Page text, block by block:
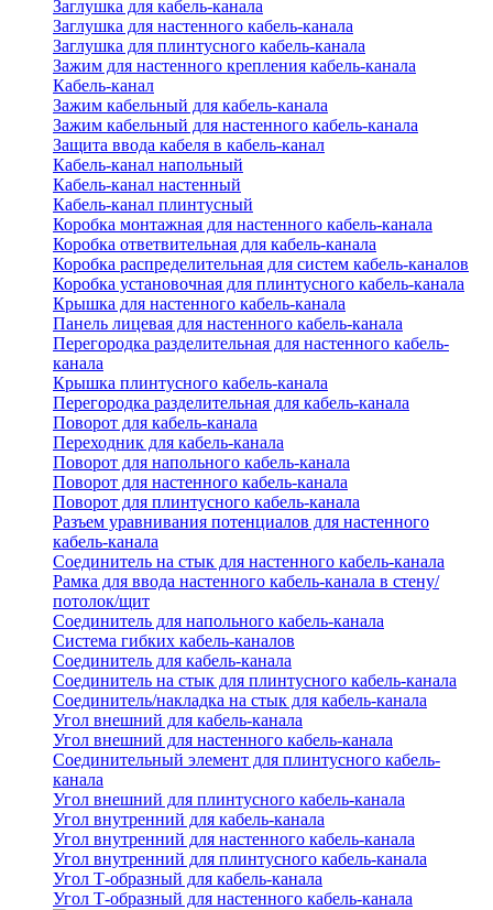
Заглушка для кабель-канала
Заглушка для настенного кабель-канала
Заглушка для плинтусного кабель-канала
Зажим для настенного крепления кабель-канала
Кабель-канал
Зажим кабельный для кабель-канала
Зажим кабельный для настенного кабель-канала
Защита ввода кабеля в кабель-канал
Кабель-канал напольный
Кабель-канал настенный
Кабель-канал плинтусный
Коробка монтажная для настенного кабель-канала
Коробка ответвительная для кабель-канала
Коробка распределительная для систем кабель-каналов
Коробка установочная для плинтусного кабель-канала
Крышка для настенного кабель-канала
Панель лицевая для настенного кабель-канала
Перегородка разделительная для настенного кабель-
канала
Крышка плинтусного кабель-канала
Перегородка разделительная для кабель-канала
Поворот для кабель-канала
Переходник для кабель-канала
Поворот для напольного кабель-канала
Поворот для настенного кабель-канала
Поворот для плинтусного кабель-канала
Разъем уравнивания потенциалов для настенного
кабель-канала
Соединитель на стык для настенного кабель-канала
Рамка для ввода настенного кабель-канала в стену/
потолок/щит
Соединитель для напольного кабель-канала
Система гибких кабель-каналов
Соединитель для кабель-канала
Соединитель на стык для плинтусного кабель-канала
Соединитель/накладка на стык для кабель-канала
Угол внешний для кабель-канала
Угол внешний для настенного кабель-канала
Соединительный элемент для плинтусного кабель-
канала
Угол внешний для плинтусного кабель-канала
Угол внутренний для кабель-канала
Угол внутренний для настенного кабель-канала
Угол внутренний для плинтусного кабель-канала
Угол Т-образный для кабель-канала
Угол Т-образный для настенного кабель-канала